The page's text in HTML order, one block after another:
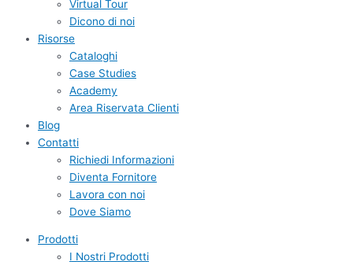
Virtual Tour
Dicono di noi
Risorse
Cataloghi
Case Studies
Academy
Area Riservata Clienti
Blog
Contatti
Richiedi Informazioni
Diventa Fornitore
Lavora con noi
Dove Siamo
Prodotti
I Nostri Prodotti